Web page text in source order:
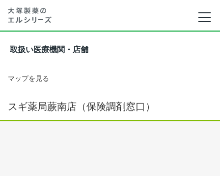
取扱い医療機関・店舗
マップを見る
スギ薬局蕨南店（保険調剤窓口）